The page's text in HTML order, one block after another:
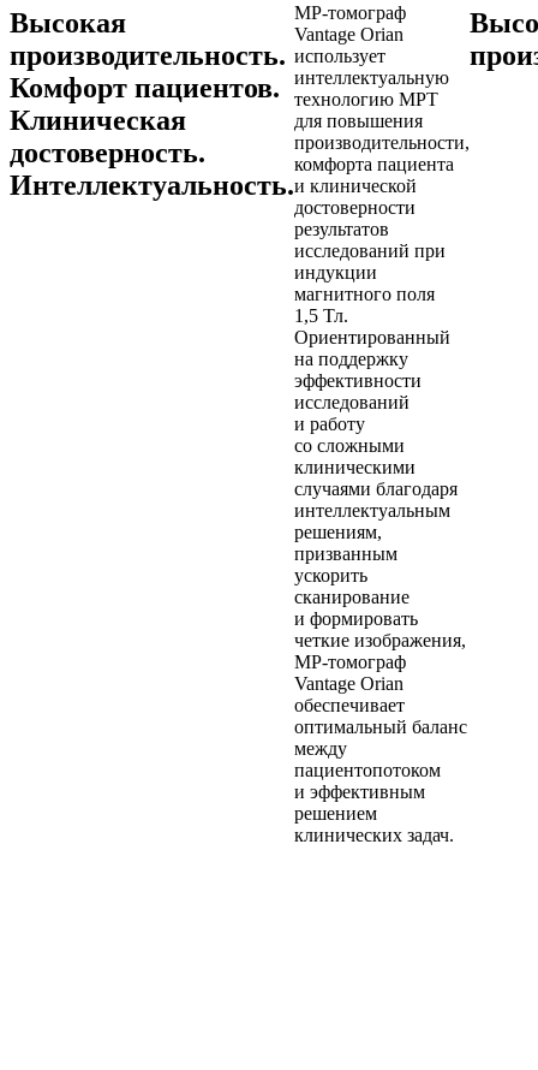
Высокая
производительность.
Комфорт пациентов.
Клиническая
достоверность.
Интеллектуальность.
МР-томограф
Vantage Orian
использует
интеллектуальную
технологию МРТ
для повышения
производительности,
комфорта пациента
и клинической
достоверности
результатов
исследований при
индукции
магнитного поля
1,5 Тл.
Ориентированный
на поддержку
эффективности
исследований
и работу
со сложными
клиническими
случаями благодаря
интеллектуальным
решениям,
призванным
ускорить
сканирование
и формировать
четкие изображения,
МР-томограф
Vantage Orian
обеспечивает
оптимальный баланс
между
пациентопотоком
и эффективным
решением
клинических задач.